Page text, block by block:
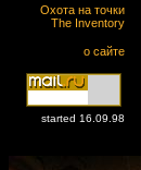
Охота на точки
The Inventory
о сайте
started 16.09.98